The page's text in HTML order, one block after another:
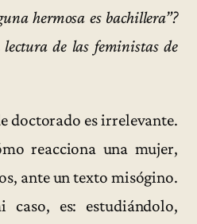
hermosa es bachillera”?
de las feministas de
doctorado es irrelevante.
reacciona una mujer,
ante un texto misógino.
caso, es: estudiándolo,